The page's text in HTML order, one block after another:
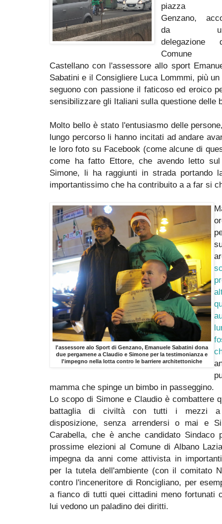
piazza
Genzano,
da
delegazione
Comune
Castellano con l'assessore allo sport
Sabatini e il Consigliere Luca Lommmi, più
seguono con passione il faticoso ed eroico
sensibilizzare gli Italiani sulla questione delle
Molto bello è stato l'entusiasmo delle
lungo percorso li hanno incitati ad andare
le loro foto su Facebook (come alcune di
come ha fatto Ettore, che avendo letto
Simone, li ha raggiunti in strada portando
importantissimo che ha contribuito a a far si
l'assessore alo Sport di Genzano, Emanuele Sabatini dona
due pergamene a Claudio e Simone per la testimonianza e
l'impegno nella lotta contro le barriere architettoniche
mamma che spinge un bimbo in passeggino.
Lo scopo di Simone e Claudio è combattere
battaglia di civiltà con tutti i mezzi
disposizione, senza arrendersi o mai e
Carabella, che è anche candidato Sindaco
prossime elezioni al Comune di Albano
impegna da anni come attivista in
per la tutela dell'ambiente (con il comitato
contro l'inceneritore di Roncigliano, per
a fianco di tutti quei cittadini meno fortunati
lui vedono un paladino dei diritti.